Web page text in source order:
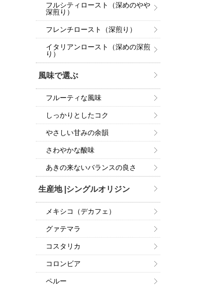
フルシティロースト（深めのやや
深煎り）
フレンチロースト（深煎り）
イタリアンロースト（深めの深煎
り）
風味で選ぶ
フルーティな風味
しっかりとしたコク
やさしい甘みの余韻
さわやかな酸味
あきの来ないバランスの良さ
生産地 |シングルオリジン
メキシコ（デカフェ）
グァテマラ
コスタリカ
コロンビア
ペルー